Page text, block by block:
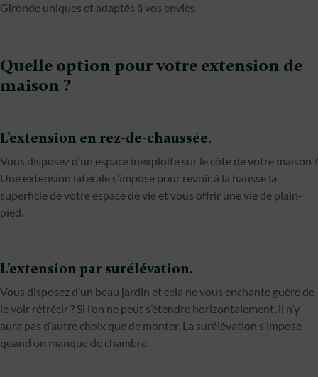
Gironde uniques et adaptés à vos envies.
Quelle option pour votre extension de
maison ?
L’extension en rez-de-chaussée.
Vous disposez d’un espace inexploité sur le côté de votre maison ?
Une extension latérale s’impose pour revoir à la hausse la
superficie de votre espace de vie et vous offrir une vie de plain-
pied.
L’extension par surélévation.
Vous disposez d’un beau jardin et cela ne vous enchante guère de
le voir rétrécir ? Si l’on ne peut s’étendre horizontalement, il n’y
aura pas d’autre choix que de monter. La surélévation s’impose
quand on manque de chambre.